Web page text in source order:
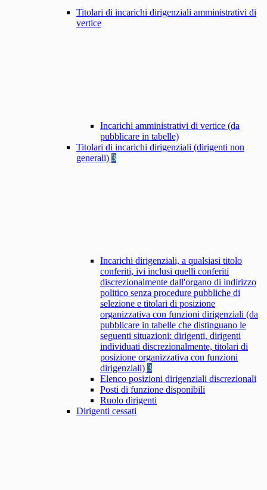
Titolari di incarichi dirigenziali amministrativi di
vertice
Incarichi amministrativi di vertice (da
pubblicare in tabelle)
Titolari di incarichi dirigenziali (dirigenti non
generali) 3
Incarichi dirigenziali, a qualsiasi titolo
conferiti, ivi inclusi quelli conferiti
discrezionalmente dall'organo di indirizzo
politico senza procedure pubbliche di
selezione e titolari di posizione
organizzativa con funzioni dirigenziali (da
pubblicare in tabelle che distinguano le
seguenti situazioni: dirigenti, dirigenti
individuati discrezionalmente, titolari di
posizione organizzativa con funzioni
dirigenziali) 3
Elenco posizioni dirigenziali discrezionali
Posti di funzione disponibili
Ruolo dirigenti
Dirigenti cessati